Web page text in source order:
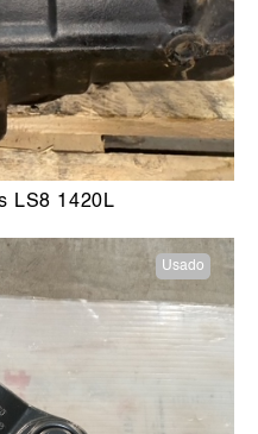
LS8 1420L
Usado